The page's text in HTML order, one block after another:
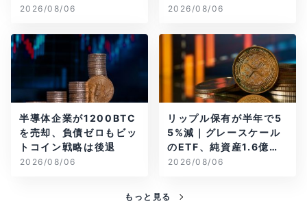
当のBTCが盗難
2026/08/06 2026/08/06
半導体企業が1200BTC
を売却、負債ゼロもビッ
トコイン戦略は後退
2026/08/06
リップル保有が半年で5
5%減｜グレースケール
のETF、純資産1.6億ド
ル減
2026/08/06
もっと見る